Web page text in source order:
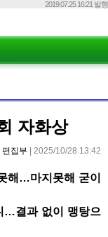
2019.07.25 16:21 발행
자화상
편집부 | 2025/10/28 13:42
해 …마지못해 굳이
…결과 없이 맹탕으